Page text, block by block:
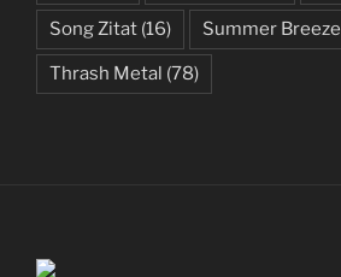
Song Zitat (16) Summer Breeze
Thrash Metal (78)